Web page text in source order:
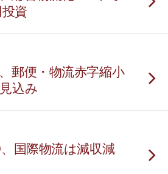
資
郵便・物流赤字縮小
込み
国際物流は減収減